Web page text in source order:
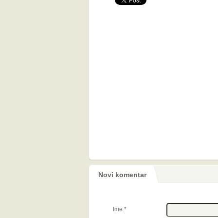
Novi komentar
Ime *